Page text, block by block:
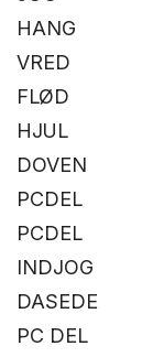
HANG
VRED
FLØD
HJUL
DOVEN
PCDEL
PCDEL
INDJOG
DASEDE
PC DEL